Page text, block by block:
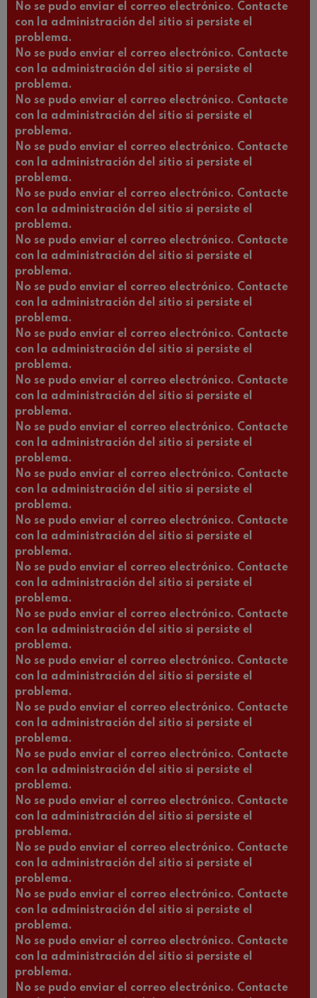
No se pudo enviar el correo electrónico. Contacte
con la administración del sitio si persiste el
problema.
No se pudo enviar el correo electrónico. Contacte
con la administración del sitio si persiste el
problema.
No se pudo enviar el correo electrónico. Contacte
con la administración del sitio si persiste el
problema.
No se pudo enviar el correo electrónico. Contacte
con la administración del sitio si persiste el
problema.
No se pudo enviar el correo electrónico. Contacte
con la administración del sitio si persiste el
problema.
No se pudo enviar el correo electrónico. Contacte
con la administración del sitio si persiste el
problema.
No se pudo enviar el correo electrónico. Contacte
con la administración del sitio si persiste el
problema.
No se pudo enviar el correo electrónico. Contacte
con la administración del sitio si persiste el
problema.
No se pudo enviar el correo electrónico. Contacte
con la administración del sitio si persiste el
problema.
No se pudo enviar el correo electrónico. Contacte
con la administración del sitio si persiste el
problema.
No se pudo enviar el correo electrónico. Contacte
con la administración del sitio si persiste el
problema.
No se pudo enviar el correo electrónico. Contacte
con la administración del sitio si persiste el
problema.
No se pudo enviar el correo electrónico. Contacte
con la administración del sitio si persiste el
problema.
No se pudo enviar el correo electrónico. Contacte
con la administración del sitio si persiste el
problema.
No se pudo enviar el correo electrónico. Contacte
con la administración del sitio si persiste el
problema.
No se pudo enviar el correo electrónico. Contacte
con la administración del sitio si persiste el
problema.
No se pudo enviar el correo electrónico. Contacte
con la administración del sitio si persiste el
problema.
No se pudo enviar el correo electrónico. Contacte
con la administración del sitio si persiste el
problema.
No se pudo enviar el correo electrónico. Contacte
con la administración del sitio si persiste el
problema.
No se pudo enviar el correo electrónico. Contacte
con la administración del sitio si persiste el
problema.
No se pudo enviar el correo electrónico. Contacte
con la administración del sitio si persiste el
problema.
No se pudo enviar el correo electrónico. Contacte